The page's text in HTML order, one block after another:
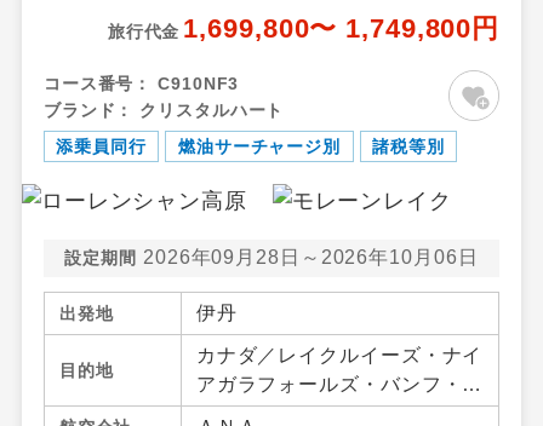
旅行代金 1,699,800〜 1,749,800円
コース番号：
C910NF3
ブランド：
クリスタルハート
添乗員同行
燃油サーチャージ別 諸税等別
設定期間 2026年09月28日～2026年10月06日
出発地 伊丹
目的地
カナダ／レイクルイーズ・ナイ
アガラフォールズ・バンフ・ジ
ャスパー・ローレンシャン高